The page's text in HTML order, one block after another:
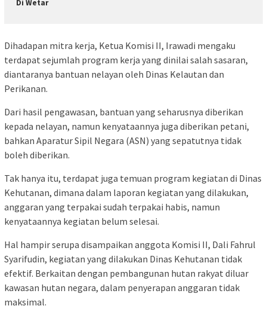
Di Wetar
Dihadapan mitra kerja, Ketua Komisi II, Irawadi mengaku
terdapat sejumlah program kerja yang dinilai salah sasaran,
diantaranya bantuan nelayan oleh Dinas Kelautan dan
Perikanan.
Dari hasil pengawasan, bantuan yang seharusnya diberikan
kepada nelayan, namun kenyataannya juga diberikan petani,
bahkan Aparatur Sipil Negara (ASN) yang sepatutnya tidak
boleh diberikan.
Tak hanya itu, terdapat juga temuan program kegiatan di Dinas
Kehutanan, dimana dalam laporan kegiatan yang dilakukan,
anggaran yang terpakai sudah terpakai habis, namun
kenyataannya kegiatan belum selesai.
Hal hampir serupa disampaikan anggota Komisi II, Dali Fahrul
Syarifudin, kegiatan yang dilakukan Dinas Kehutanan tidak
efektif. Berkaitan dengan pembangunan hutan rakyat diluar
kawasan hutan negara, dalam penyerapan anggaran tidak
maksimal.